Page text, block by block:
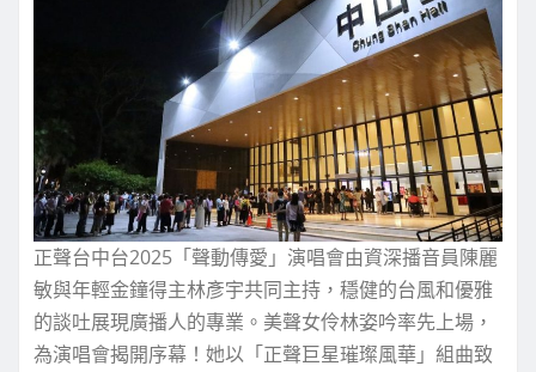
正聲台中台2025「聲動傳愛」演唱會由資深播音員陳麗
敏與年輕金鐘得主林彥宇共同主持，穩健的台風和優雅
的談吐展現廣播人的專業。美聲女伶林姿吟率先上場，
為演唱會揭開序幕！她以「正聲巨星璀璨風華」組曲致